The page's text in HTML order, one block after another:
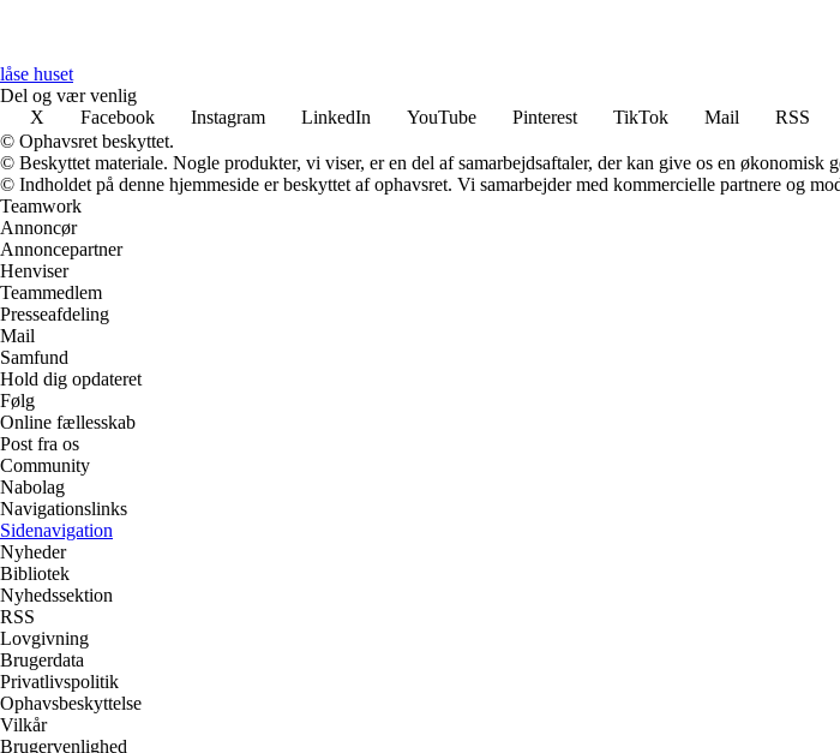
låse huset
Del og vær venlig
X
Facebook Instagram LinkedIn YouTube Pinterest TikTok Mail
RSS
© Ophavsret beskyttet.
© Beskyttet materiale. Nogle produkter, vi viser, er en del af samarbejdsaftaler, der kan give os en økonomisk
© Indholdet på denne hjemmeside er beskyttet af ophavsret. Vi samarbejder med kommercielle partnere og
Teamwork
Annoncør
Annoncepartner
Henviser
Teammedlem
Presseafdeling
Mail
Samfund
Hold dig opdateret
Følg
Online fællesskab
Post fra os
Community
Nabolag
Navigationslinks
Sidenavigation
Nyheder
Bibliotek
Nyhedssektion
RSS
Lovgivning
Brugerdata
Privatlivspolitik
Ophavsbeskyttelse
Vilkår
Brugervenlighed